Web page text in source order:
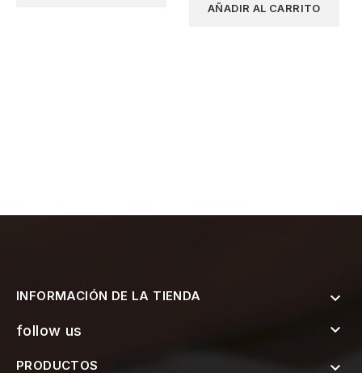
AÑADIR AL CARRITO
INFORMACIÓN DE LA TIENDA 
follow us 
PRODUCTOS 